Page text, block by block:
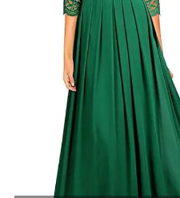
STROJE KĄPIELOWE